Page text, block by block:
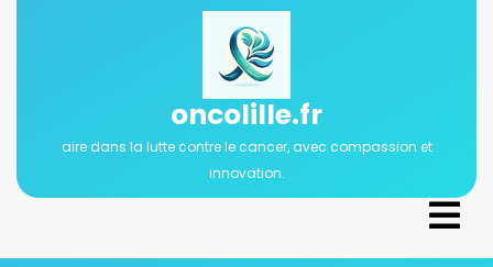
oncolille.fr
aire dans la lutte contre le cancer, avec compassion et
innovation.